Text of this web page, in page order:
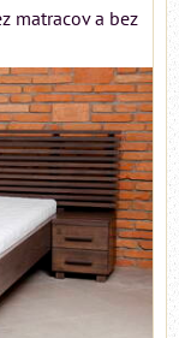
matracov a bez